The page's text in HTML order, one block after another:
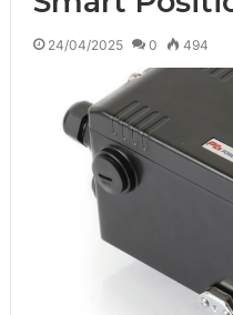
24/04/2025 0 494